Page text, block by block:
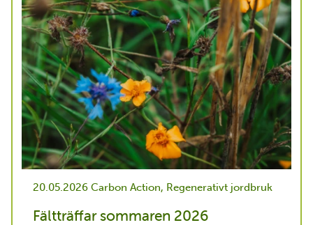
20.05.2026 Carbon Action, Regenerativt jordbruk
Fältträffar sommaren 2026